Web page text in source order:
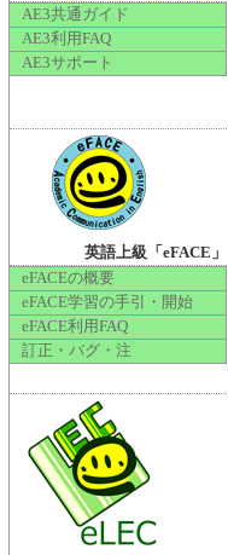
AE3共通ガイド
AE3利用FAQ
AE3サポート
英語上級「eFACE」
eFACEの概要
eFACE学習の手引・開始
eFACE利用FAQ
訂正・バグ・注